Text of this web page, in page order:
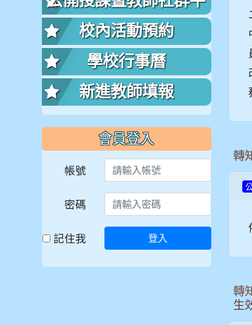
轉
轉
生
台
校內活動預約
學校行事曆
新進教師填報
會員登入
帳號
密碼
記住我 登入